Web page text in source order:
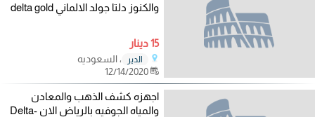
والكنوز دلتا جولد الالماني delta gold
15 دينار
الدير
، السعوديه
12/14/2020
اجهزه كشف الذهب والمعادن
والمياه الجوفيه بالرياض الان Delta-